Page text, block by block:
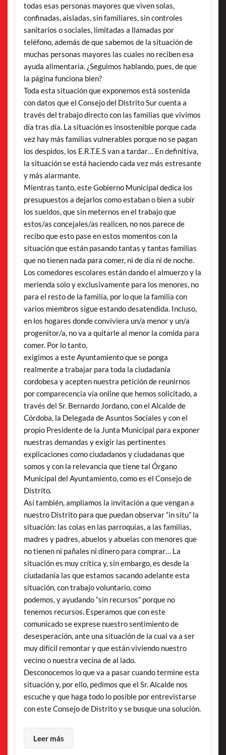
todas esas personas mayores que viven solas,
confinadas, aisladas, sin familiares, sin controles
sanitarios o sociales, limitadas a llamadas por
teléfono, además de que sabemos de la situación de
muchas personas mayores las cuales no reciben esa
ayuda alimentaria. ¿Seguimos hablando, pues, de que
la página funciona bien?
Toda esta situación que exponemos está sostenida
con datos que el Consejo del Distrito Sur cuenta a
través del trabajo directo con las familias que vivimos
día tras día. La situación es insostenible porque cada
vez hay más familias vulnerables porque no se pagan
los despidos, los E.R.T.E.S van a tardar… En definitiva,
la situación se está haciendo cada vez más estresante
y más alarmante.
Mientras tanto, este Gobierno Municipal dedica los
presupuestos a dejarlos como estaban o bien a subir
los sueldos, que sin meternos en el trabajo que
estos/as concejales/as realicen, no nos parece de
recibo que esto pase en estos momentos con la
situación que están pasando tantas y tantas familias
que no tienen nada para comer, ni de día ni de noche.
Los comedores escolares están dando el almuerzo y la
merienda solo y exclusivamente para los menores, no
para el resto de la familia, por lo que la familia con
varios miembros sigue estando desatendida. Incluso,
en los hogares donde conviviera un/a menor y un/a
progenitor/a, no va a quitarle al menor la comida para
comer. Por lo tanto,
exigimos a este Ayuntamiento que se ponga
realmente a trabajar para toda la ciudadanía
cordobesa y acepten nuestra petición de reunirnos
por comparecencia vía online que hemos solicitado, a
través del Sr. Bernardo Jordano, con el Alcalde de
Córdoba, la Delegada de Asuntos Sociales y con el
propio Presidente de la Junta Municipal para exponer
nuestras demandas y exigir las pertinentes
explicaciones como ciudadanos y ciudadanas que
somos y con la relevancia que tiene tal Órgano
Municipal del Ayuntamiento, como es el Consejo de
Distrito.
Así también, ampliamos la invitación a que vengan a
nuestro Distrito para que puedan observar “in situ” la
situación: las colas en las parroquias, a las familias,
madres y padres, abuelos y abuelas con menores que
no tienen ni pañales ni dinero para comprar… La
situación es muy crítica y, sin embargo, es desde la
ciudadanía las que estamos sacando adelante esta
situación, con trabajo voluntario, como
podemos, y ayudando “sin recursos” porque no
tenemos recursos. Esperamos que con este
comunicado se exprese nuestro sentimiento de
desesperación, ante una situación de la cual va a ser
muy difícil remontar y que están viviendo nuestro
vecino o nuestra vecina de al lado.
Desconocemos lo que va a pasar cuando termine esta
situación y, por ello, pedimos que el Sr. Alcalde nos
escuche y que haga todo lo posible por entrevistarse
con este Consejo de Distrito y se busque una solución.
Leer más